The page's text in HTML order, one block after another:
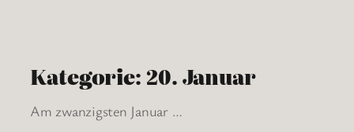
Kategorie: 20. Januar
Am zwanzigsten Januar …